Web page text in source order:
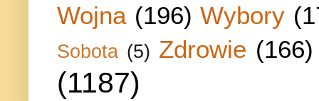
Wojna (196) Wybory
Sobota (5) Zdrowie (166)
(1187)